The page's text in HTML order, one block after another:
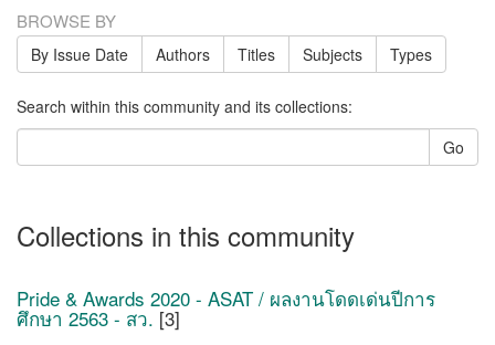
BROWSE BY
By Issue Date Authors Titles Subjects Types
Search within this community and its collections:
Go
Collections in this community
Pride & Awards 2020 - ASAT / ผลงานโดดเด่นปีการ
ศึกษา 2563 - สว. [3]